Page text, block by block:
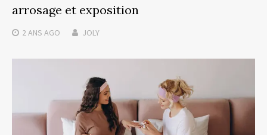
arrosage et exposition
2 ANS AGO JOLY